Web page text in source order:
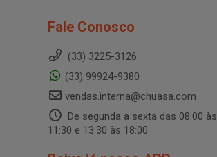
Fale Conosco
(33) 3225-3126
(33) 99924-9380
vendas.interna@chuasa.com
De segunda a sexta das 08:00 às
11:30 e 13:30 às 18:00